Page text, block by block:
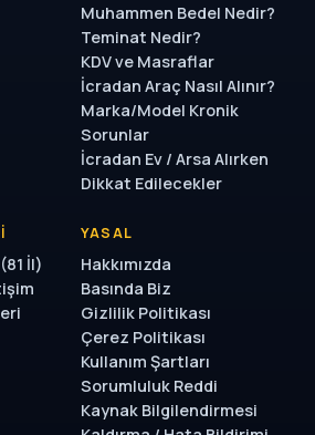
Muhammen Bedel Nedir?
Teminat Nedir?
KDV ve Masraflar
İcradan Araç Nasıl Alınır?
Marka/Model Kronik
Sorunlar
İcradan Ev / Arsa Alırken
Dikkat Edilecekler
İl)
YASAL
Hakkımızda
Basında Biz
Gizlilik Politikası
Çerez Politikası
Kullanım Şartları
Sorumluluk Reddi
Kaynak Bilgilendirmesi